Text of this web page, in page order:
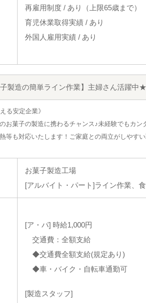
再雇用制度 / あり（上限65歳まで）
育児休業取得実績 / あり
外国人雇用実績 / あり
製造の簡単ライン作業】主婦さん活躍中★
る安定企業》
お菓子の製造に携わるチャンス♪未経験でもカン
等も対応いたします！ご家庭との両立がしやす
お菓子製造工場
[アルバイト・パート]ライン作業、
[ア・パ] 時給1,000円
交通費：全額支給
◆交通費全額支給(規定あり)
◆車・バイク・自転車通勤可
[製造スタッフ]